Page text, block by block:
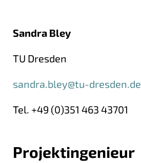
Sandra Bley
TU Dresden
sandra.bley@tu-dresden.de
Tel. +49 (0)351 463 43701
Projektingenieur